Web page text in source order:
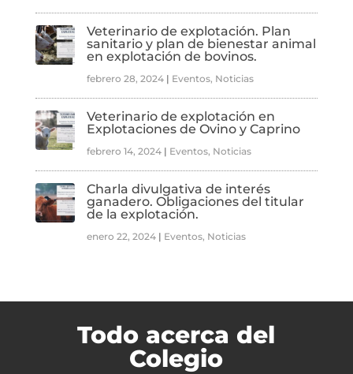
Veterinario de explotación. Plan
sanitario y plan de bienestar animal
en explotación de bovinos.
febrero 28, 2024| Eventos, Noticias
Veterinario de explotación en
Explotaciones de Ovino y Caprino
febrero 14, 2024| Eventos, Noticias
Charla divulgativa de interés
ganadero. Obligaciones del titular
de la explotación.
enero 22, 2024| Eventos, Noticias
Todo acerca del
Colegio